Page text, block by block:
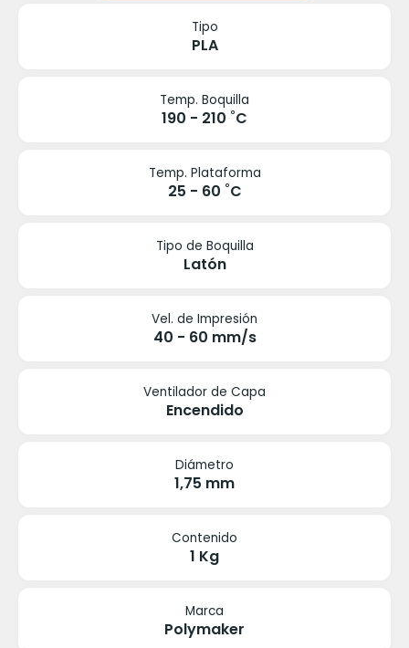
Tipo
PLA
Temp. Boquilla
190 - 210 ˚C
Temp. Plataforma
25 - 60 ˚C
Tipo de Boquilla
Latón
Vel. de Impresión
40 - 60 mm/s
Ventilador de Capa
Encendido
Diámetro
1,75 mm
Contenido
1 Kg
Marca
Polymaker